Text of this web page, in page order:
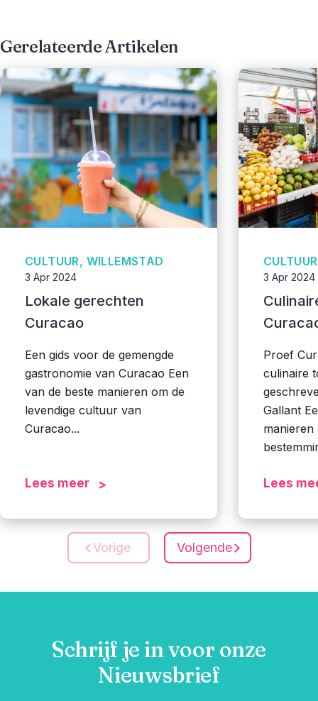
Gerelateerde Artikelen
CULTUUR, WILLEMSTAD
3 Apr 2024
Lokale gerechten
Curacao
Een gids voor de gemengde
gastronomie van Curacao Een
van de beste manieren om de
levendige cultuur van
Curacao...
Lees meer
3 Apr 2024
Proef
culinaire
Gallant
manieren
Lees
Vorige Volgende
Schrijf je in voor onze
Nieuwsbrief